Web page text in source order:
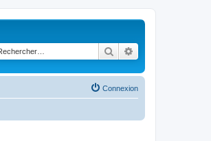
Rechercher
Connexion